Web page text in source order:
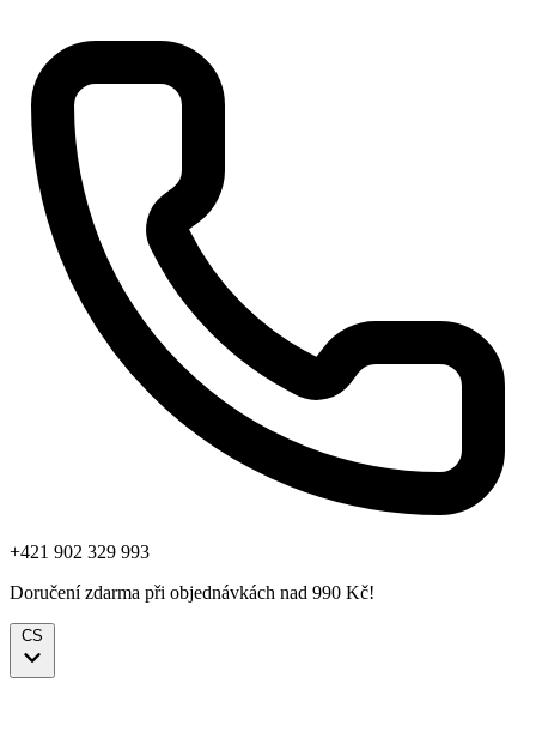
+421 902 329 993
Doručení zdarma při objednávkách nad 990 Kč!
CS